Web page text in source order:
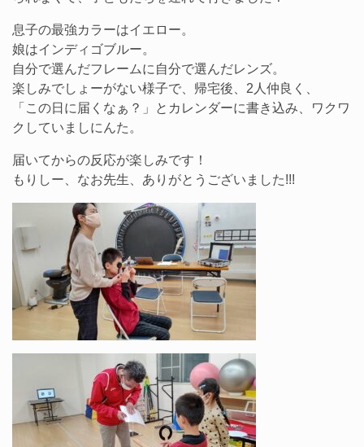
息子の最強カラーはイエロー。
娘はインディゴブルー。
自分で選んだフレームに自分で選んだレンズ。
楽しみでしょーがない様子で、帰宅後、2人仲良く、
「この日に届くなぁ？」とカレンダーに書き込み、ワクワ
クしていましにんた。
届いてからの反応が楽しみです！
もりしー、なお先生、ありがとうございました!!!